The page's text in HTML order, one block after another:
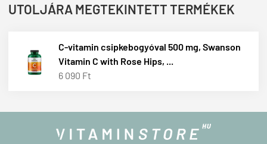
UTOLJÁRA MEGTEKINTETT TERMÉKEK
C-vitamin csipkebogyóval 500 mg, Swanson
Vitamin C with Rose Hips, ...
6 090 Ft